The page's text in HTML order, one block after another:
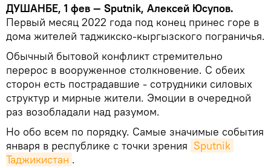
ДУШАНБЕ, 1 фев — Sputnik, Алексей Юсупов.
Первый месяц 2022 года под конец принес горе в
дома жителей таджикско-кыргызского пограничья.
Обычный бытовой конфликт стремительно
перерос в вооруженное столкновение. С обеих
сторон есть пострадавшие - сотрудники силовых
структур и мирные жители. Эмоции в очередной
раз возобладали над разумом.
Но обо всем по порядку. Самые значимые события
января в республике с точки зрения Sputnik
Таджикистан .